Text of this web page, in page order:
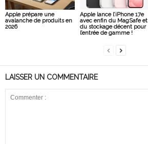
Apple prépare une
avalanche de produits en
2026
Apple lance l’iPhone 17e
avec enfin du MagSafe et
du stockage décent pour
l’entrée de gamme !
LAISSER UN COMMENTAIRE